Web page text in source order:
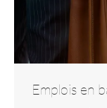
Emplois en